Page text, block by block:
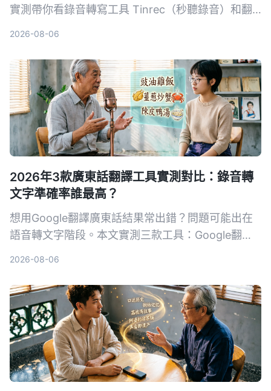
實測帶你看錄音轉寫工具 Tinrec（秒聽錄音）和翻
2026-08-06
2026年3款廣東話翻譯工具實測對比：錄音轉
文字準確率誰最高？
想用Google翻譯廣東話結果常出錯？問題可能出在
語音轉文字階段。本文實測三款工具：Google翻譯
手。
2026-08-06